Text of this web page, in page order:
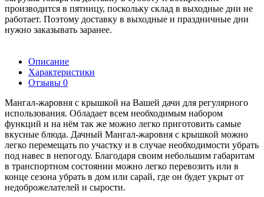
производится в пятницу, поскольку склад в выходные дни не
работает. Поэтому доставку в выходные и праздничные дни
нужно заказывать заранее.
Описание
Характеристики
Отзывы 0
Мангал-жаровня с крышкой на Вашей дачи для регулярного
использования. Обладает всем необходимым набором
функций и на нём так же можно легко приготовить самые
вкусные блюда. Дачный Мангал-жаровня с крышкой можно
легко перемещать по участку и в случае необходимости убрать
под навес в непогоду. Благодаря своим небольшим габаритам
в транспортном состоянии можно легко перевозить или в
конце сезона убрать в дом или сарай, где он будет укрыт от
недоброжелателей и сырости.